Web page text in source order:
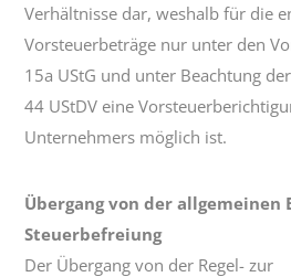
Verhältnisse dar, weshalb für die
Vorsteuerbeträge nur unter den
15a UStG und unter Beachtung
44 UStDV eine
Unternehmers möglich ist.
Übergang von der allgemeinen
Steuerbefreiung
Der Übergang von der Regel- zur